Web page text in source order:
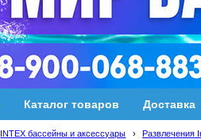
Каталог товаров Доставка
INTEX бассейны и аксессуары › Развлечения